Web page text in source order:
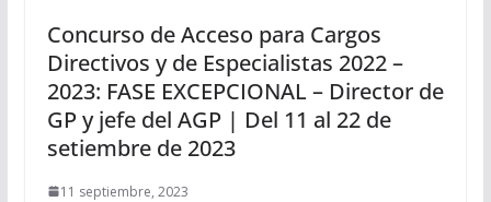
Concurso de Acceso para Cargos
Directivos y de Especialistas 2022 –
2023: FASE EXCEPCIONAL – Director de
GP y jefe del AGP | Del 11 al 22 de
setiembre de 2023
11 septiembre, 2023